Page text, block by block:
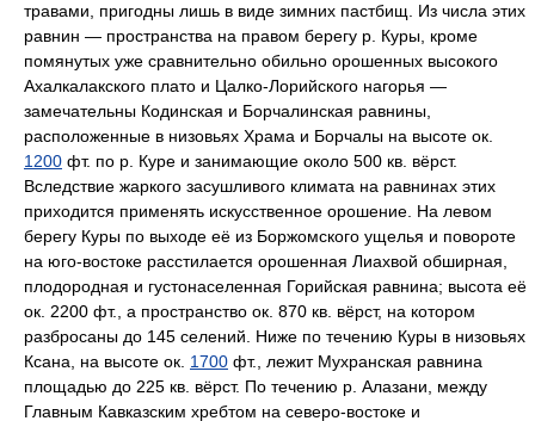
травами, пригодны лишь в виде зимних пастбищ. Из числа этих
равнин — пространства на правом берегу р. Куры, кроме
помянутых уже сравнительно обильно орошенных высокого
Ахалкалакского плато и Цалко-Лорийского нагорья —
замечательны Кодинская и Борчалинская равнины,
расположенные в низовьях Храма и Борчалы на высоте ок.
1200 фт. по р. Куре и занимающие около 500 кв. вёрст.
Вследствие жаркого засушливого климата на равнинах этих
приходится применять искусственное орошение. На левом
берегу Куры по выходе её из Боржомского ущелья и повороте
на юго-востоке расстилается орошенная Лиахвой обширная,
плодородная и густонаселенная Горийская равнина; высота её
ок. 2200 фт., а пространство ок. 870 кв. вёрст, на котором
разбросаны до 145 селений. Ниже по течению Куры в низовьях
Ксана, на высоте ок. 1700 фт., лежит Мухранская равнина
площадью до 225 кв. вёрст. По течению р. Алазани, между
Главным Кавказским хребтом на северо-востоке и